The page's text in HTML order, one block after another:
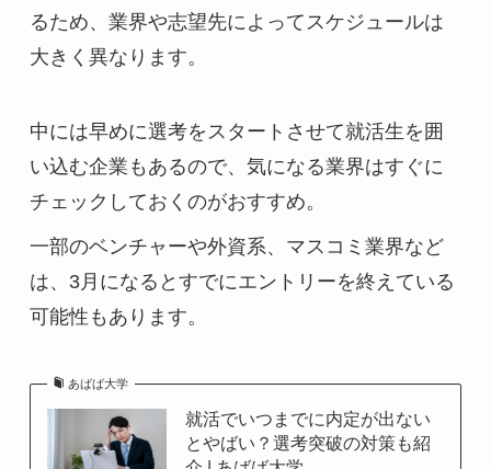
るため、業界や志望先によってスケジュールは
大きく異なります。
中には早めに選考をスタートさせて就活生を囲
い込む企業もあるので、気になる業界はすぐに
チェックしておくのがおすすめ。
一部のベンチャーや外資系、マスコミ業界など
は、3月になるとすでにエントリーを終えている
可能性もあります。
あばば大学
就活でいつまでに内定が出ない
とやばい？選考突破の対策も紹